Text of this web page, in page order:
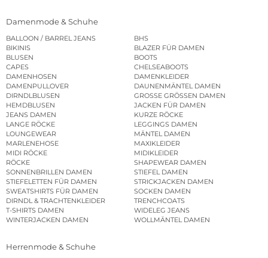
Damenmode & Schuhe
BALLOON / BARREL JEANS
BHS
BIKINIS
BLAZER FÜR DAMEN
BLUSEN
BOOTS
CAPES
CHELSEABOOTS
DAMENHOSEN
DAMENKLEIDER
DAMENPULLOVER
DAUNENMÄNTEL DAMEN
DIRNDLBLUSEN
GROSSE GRÖSSEN DAMEN
HEMDBLUSEN
JACKEN FÜR DAMEN
JEANS DAMEN
KURZE RÖCKE
LANGE RÖCKE
LEGGINGS DAMEN
LOUNGEWEAR
MÄNTEL DAMEN
MARLENEHOSE
MAXIKLEIDER
MIDI RÖCKE
MIDIKLEIDER
RÖCKE
SHAPEWEAR DAMEN
SONNENBRILLEN DAMEN
STIEFEL DAMEN
STIEFELETTEN FÜR DAMEN
STRICKJACKEN DAMEN
SWEATSHIRTS FÜR DAMEN
SOCKEN DAMEN
DIRNDL & TRACHTENKLEIDER
TRENCHCOATS
T-SHIRTS DAMEN
WIDELEG JEANS
WINTERJACKEN DAMEN
WOLLMÄNTEL DAMEN
Herrenmode & Schuhe